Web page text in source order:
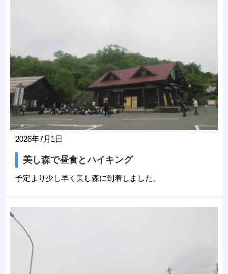
2026年7月1日
美し森で昼食とハイキング
予定より少し早く美し森に到着しました。